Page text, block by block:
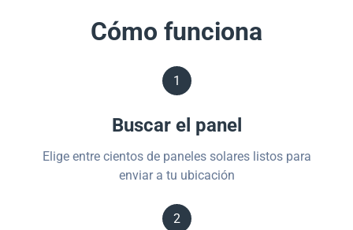
Cómo funciona
1
Buscar el panel
Elige entre cientos de paneles solares listos para
enviar a tu ubicación
2